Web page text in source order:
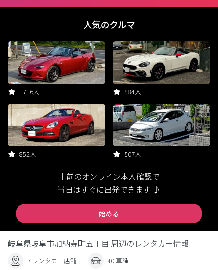
人気のクルマ
1716人 984人
852人 507人
事前のオンライン本人確認で
当日はすぐに出発できます ♪
始める
岐阜県岐阜市加納寿町五丁目 周辺のレンタカー情報
7 レンタカー店舗 40 車種